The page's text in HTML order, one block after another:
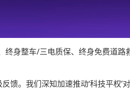
身整车/三电质保、终身免费道
馈。我们深知加速推动‘科技平权’